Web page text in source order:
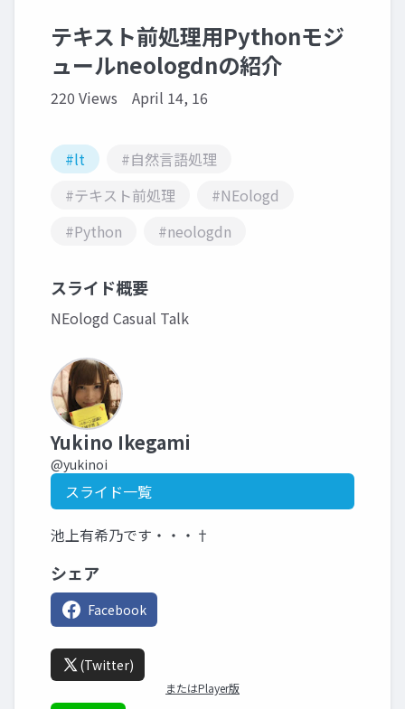
テキスト前処理用Pythonモジ
ュールneologdnの紹介
220 Views April 14, 16
#lt
#自然言語処理
#テキスト前処理
#NEologd
#Python
#neologdn
スライド概要
NEologd Casual Talk
Yukino Ikegami
@yukinoi
スライド一覧
池上有希乃です・・・†
シェア
Facebook
(Twitter)
またはPlayer版